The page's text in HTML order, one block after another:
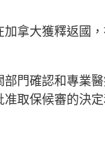
加拿大獲釋返國
門確認和專業
取保候審的決